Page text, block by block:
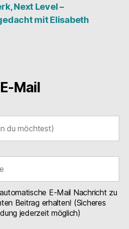
Next Level –
mit Elisabeth
Mail
E-Mail Nachricht zu
Beitrag erhalten! (Sicheres
jederzeit möglich)